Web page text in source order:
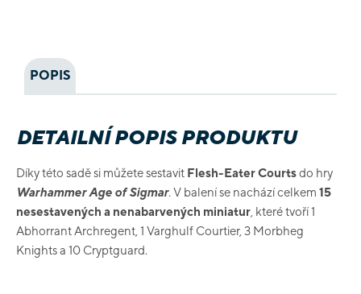
POPIS
DETAILNÍ POPIS PRODUKTU
Díky této sadě si můžete sestavit Flesh-Eater Courtsdo hry
Warhammer Age of Sigmar. V balení se nachází celkem 15
nesestavených a nenabarvených miniatur , které tvoří 1
Abhorrant Archregent, 1 Varghulf Courtier, 3 Morbheg
Knights a 10 Cryptguard.